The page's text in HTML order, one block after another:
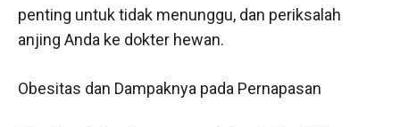
penting untuk tidak menunggu, dan periksalah
anjing Anda ke dokter hewan.
Obesitas dan Dampaknya pada Pernapasan